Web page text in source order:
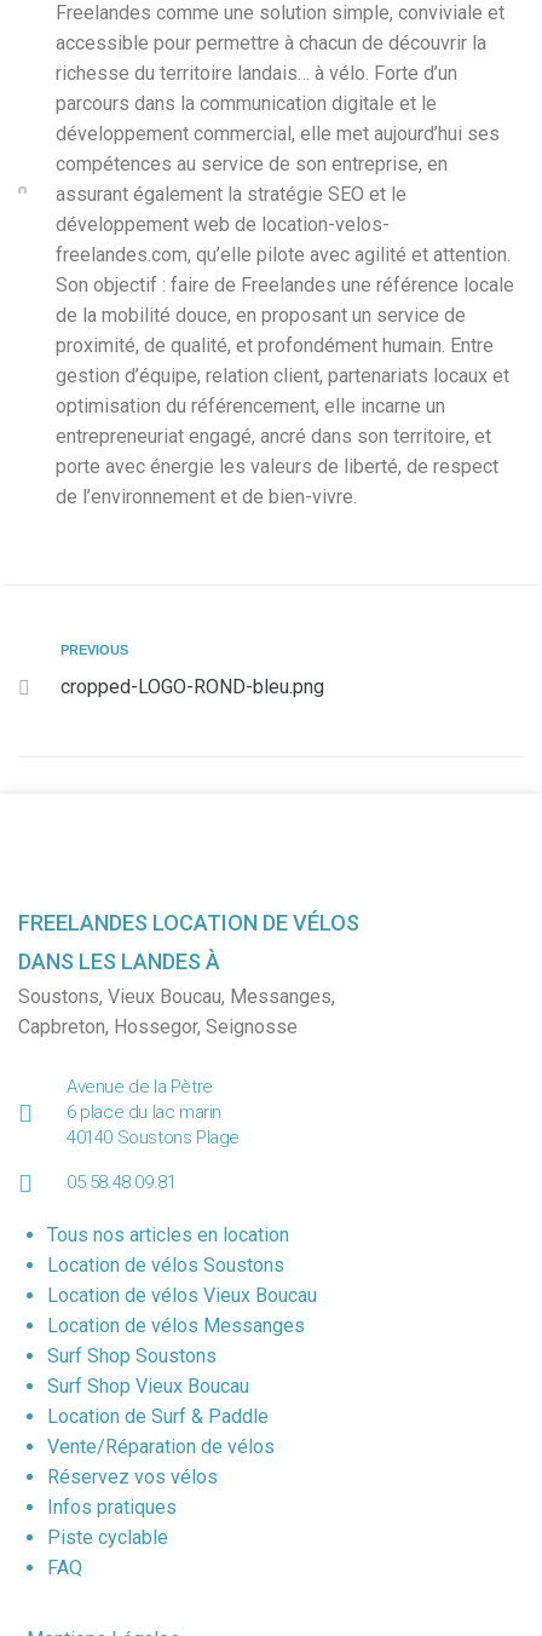
Freelandes comme une solution simple, conviviale et
accessible pour permettre à chacun de découvrir la
richesse du territoire landais… à vélo. Forte d’un
parcours dans la communication digitale et le
développement commercial, elle met aujourd’hui ses
compétences au service de son entreprise, en
assurant également la stratégie SEO et le
développement web de location-velos-
freelandes.com, qu’elle pilote avec agilité et attention.
Son objectif : faire de Freelandes une référence locale
de la mobilité douce, en proposant un service de
proximité, de qualité, et profondément humain. Entre
gestion d’équipe, relation client, partenariats locaux et
optimisation du référencement, elle incarne un
entrepreneuriat engagé, ancré dans son territoire, et
porte avec énergie les valeurs de liberté, de respect
de l’environnement et de bien-vivre.
PREVIOUS
cropped-LOGO-ROND-bleu.png
FREELANDES LOCATION DE VÉLOS
DANS LES LANDES À
Soustons, Vieux Boucau, Messanges,
Capbreton, Hossegor, Seignosse
Avenue de la Pètre
6 place du lac marin
40140 Soustons Plage
05.58.48.09.81
Tous nos articles en location
Location de vélos Soustons
Location de vélos Vieux Boucau
Location de vélos Messanges
Surf Shop Soustons
Surf Shop Vieux Boucau
Location de Surf & Paddle
Vente/Réparation de vélos
Réservez vos vélos
Infos pratiques
Piste cyclable
FAQ